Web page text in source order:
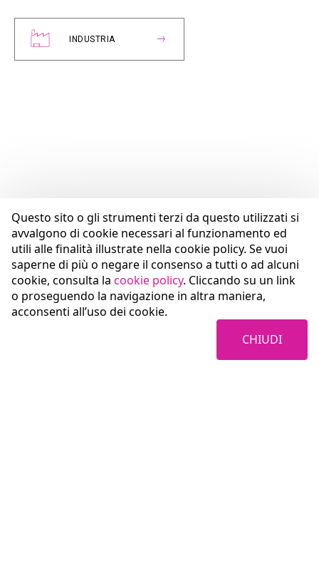
Questo sito o gli strumenti terzi da questo utilizzati si
avvalgono di cookie necessari al funzionamento ed
utili alle finalità illustrate nella cookie policy. Se vuoi
saperne di più o negare il consenso a tutti o ad alcuni
cookie, consulta la cookie policy. Cliccando su un link
o proseguendo la navigazione in altra maniera,
acconsenti all’uso dei cookie.
CHIUDI
INDUSTRIA